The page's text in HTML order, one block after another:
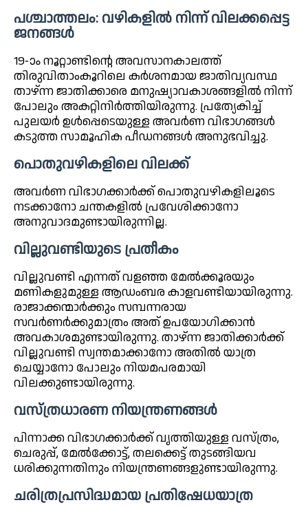
പശ്ചാത്തലം: വഴികളിൽ നിന്ന് വിലക്കപ്പെട്ട
ജനങ്ങൾ
19-ാം നൂറ്റാണ്ടിന്റെ അവസാനകാലത്ത്
തിരുവിതാംകൂറിലെ കർശനമായ ജാതിവ്യവസ്ഥ
താഴ്ന്ന ജാതിക്കാരെ മനുഷ്യാവകാശങ്ങളിൽ നിന്ന്
പോലും അകറ്റിനിർത്തിയിരുന്നു. പ്രത്യേകിച്ച്
പുലയർ ഉൾപ്പെടെയുള്ള അവര്‍ണ വിഭാഗങ്ങൾ
കടുത്ത സാമൂഹിക പീഡനങ്ങൾ അനുഭവിച്ചു.
പൊതുവഴികളിലെ വിലക്ക്
അവര്‍ണ വിഭാഗക്കാർക്ക് പൊതുവഴികളിലൂടെ
നടക്കാനോ ചന്തകളിൽ പ്രവേശിക്കാനോ
അനുവാദമുണ്ടായിരുന്നില്ല.
വില്ലുവണ്ടിയുടെ പ്രതീകം
വില്ലുവണ്ടി എന്നത് വളഞ്ഞ മേൽക്കൂരയും
മണികളുമുള്ള ആഡംബര കാളവണ്ടിയായിരുന്നു.
രാജാക്കന്മാർക്കും സമ്പന്നരായ
സവർണർക്കുമാത്രം അത് ഉപയോഗിക്കാൻ
അവകാശമുണ്ടായിരുന്നു. താഴ്ന്ന ജാതിക്കാർക്ക്
വില്ലുവണ്ടി സ്വന്തമാക്കാനോ അതിൽ യാത്ര
ചെയ്യാനോ പോലും നിയമപരമായി
വിലക്കുണ്ടായിരുന്നു.
വസ്ത്രധാരണ നിയന്ത്രണങ്ങൾ
പിന്നാക്ക വിഭാഗക്കാർക്ക് വൃത്തിയുള്ള വസ്ത്രം,
ചെരുപ്പ്, മേൽക്കോട്ട്, തലക്കെട്ട് തുടങ്ങിയവ
ധരിക്കുന്നതിനും നിയന്ത്രണങ്ങളുണ്ടായിരുന്നു.
ചരിത്രപ്രസിദ്ധമായ പ്രതിഷേധയാത്ര